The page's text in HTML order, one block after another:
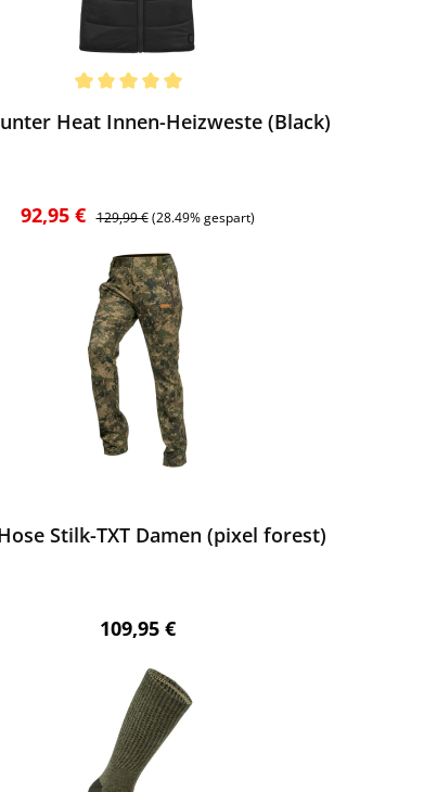
Heat Innen-Heizweste (Black)
Verkaufspreis:
92,95 € Regulärer Preis:
129,99 € (28.49% gespart)
Stilk-TXT Damen (pixel forest)
Regulärer Preis:
109,95 €